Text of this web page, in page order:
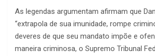
As legendas argumentam afirmam que
“extrapola de sua imunidade, rompe
deveres de que seu mandato impõe e
maneira criminosa, o Supremo Tribunal